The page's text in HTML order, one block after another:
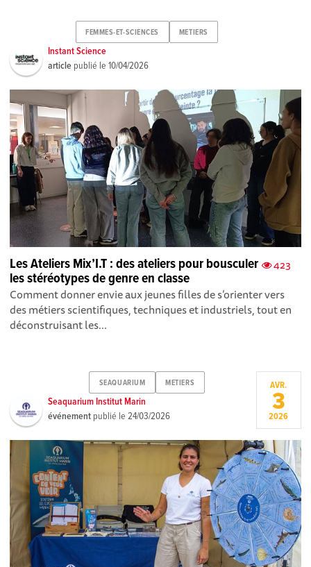
FEMMES-ET-SCIENCES METIERS
Instant Science
article publié le10/04/2026
423
Les Ateliers Mix’I.T : des ateliers pour bousculer
les stéréotypes de genre en classe
Comment donner envie aux jeunes filles de s’orienter vers
des métiers scientifiques, techniques et industriels, tout en
déconstruisant les...
SEAQUARIUM METIERS
Seaquarium Institut Marin
événement publié le24/03/2026
AVR.
3
2026